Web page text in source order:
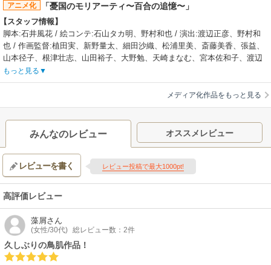
アニメ化 「憂国のモリアーティ〜百合の追憶〜」
スタッフ情報】
脚本:石井風花 / 絵コンテ:石山タカ明、野村和也 / 演出:渡辺正彦、野村和
也 / 作画監督:植田実、新野量太、細田沙織、松浦里美、斎藤美香、張益、
山本径子、根津壮志、山田裕子、大野勉、天崎まなむ、宮本佐和子、渡辺
愛、具志堅眞由、押田萌絵、斎藤晴輝、Tran Hoang、無錫市淏明動画 / 原
画作画監督補佐:渡邉麻衣、小谷杏子
公式サイト「憂国のモリアーティ〜百合の追憶〜」
もっと見る
メディア化作品をもっと見る
みんなのレビュー オススメレビュー
レビューを書く レビュー投稿で最大1000pt!
高評価レビュー
藻屑さん
(女性/30代) 総レビュー数：2件
久しぶりの鳥肌作品！